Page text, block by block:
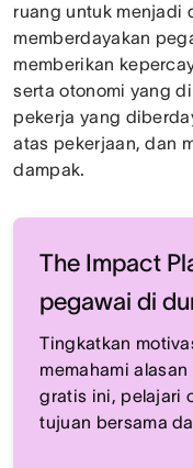
ruang untuk menjadi
memberdayakan
memberikan
serta otonomi yang
pekerja yang
atas pekerjaan, dan
dampak.
The Impact
pegawai di
Tingkatkan
memahami
gratis ini, pelajari
tujuan bersama